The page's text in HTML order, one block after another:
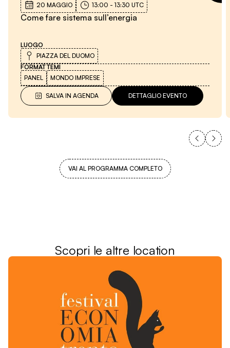
20 MAGGIO 13:00 - 13:30 UTC
Come fare sistema sull’energia
LUOGO
PIAZZA DEL DUOMO
FORMAT
PANEL
TEMI
MONDO IMPRESE
SALVA IN AGENDA DETTAGLIO EVENTO
VAI AL PROGRAMMA COMPLETO
Scopri le altre location